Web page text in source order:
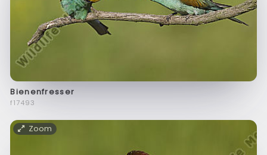
Bienenfresser
f17493
Zoom